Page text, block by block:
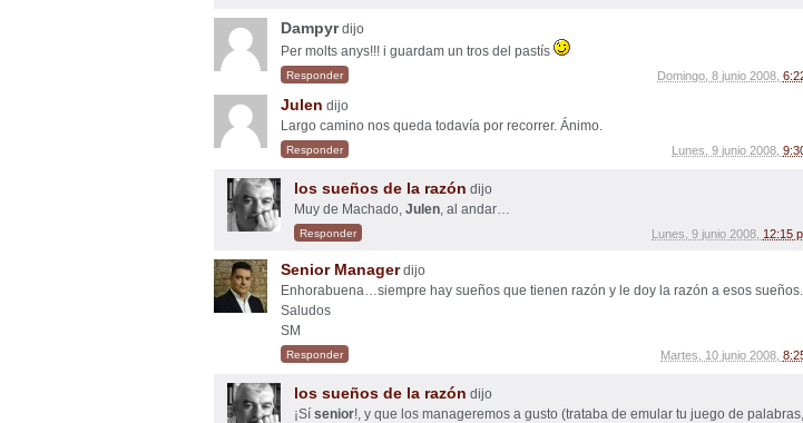
Dampyr dijo
Per molts anys!!! i guardam un tros del pastís
Domingo, 8 junio 2008,
Responder
Julen dijo
Largo camino nos queda todavía por recorrer. Ánimo.
Lunes, 9 junio 2008,
Responder
los sueños de la razón dijo
Muy de Machado, Julen, al andar…
Lunes, 9 junio 2008, 12:15
Responder
Senior Manager dijo
Enhorabuena…siempre hay sueños que tienen razón y le doy la razón a esos sueños.
Saludos
SM
Martes, 10 junio 2008,
Responder
los sueños de la razón dijo
¡Sí senior!, y que los manageremos a gusto (trataba de emular tu juego de palabras,